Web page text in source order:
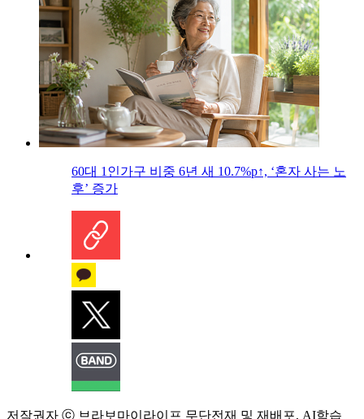
60대 1인가구 비중 6년 새 10.7%p↑, ‘혼자 사는 노
후’ 증가
저작권자 ⓒ 브라보마이라이프 무단전재 및 재배포, AI학습